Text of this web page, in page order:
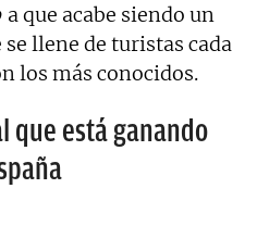
a que acabe siendo un
llene de turistas cada
los más conocidos.
que está ganando